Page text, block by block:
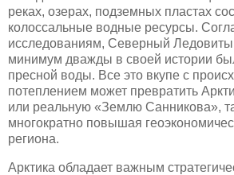
реках, озерах, подземных пластах
колоссальные водные ресурсы.
исследованиям, Северный
минимум дважды в своей истории
пресной воды. Все это вкупе с
потеплением может превратить
или реальную «Землю Санникова»,
многократно повышая
региона.
Арктика обладает важным